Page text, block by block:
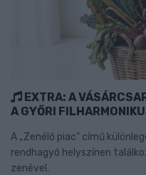
EXTRA: A
A GYŐRI
A „Zenélő piac” című
rendhagyó helyszínen
zenével.